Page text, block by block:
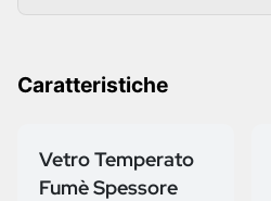
Caratteristiche
Vetro Temperato
Fumè Spessore